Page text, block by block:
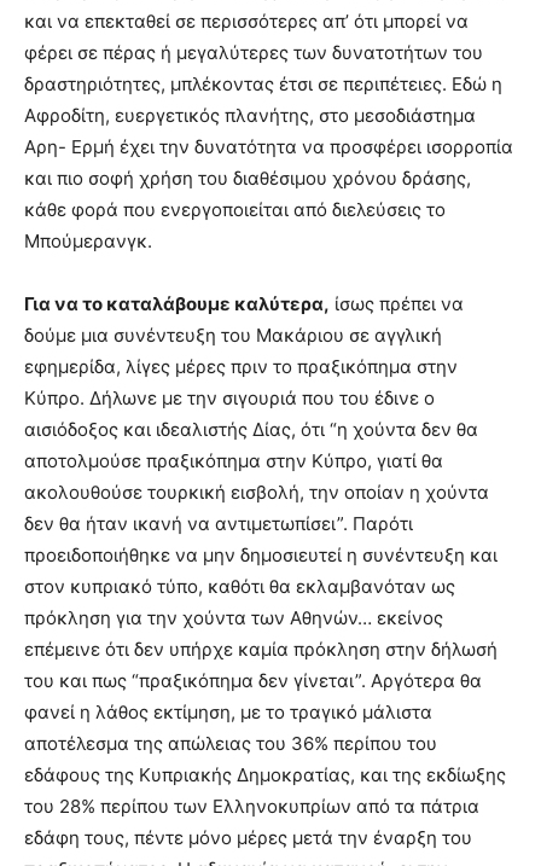
και να επεκταθεί σε περισσότερες απ’ ότι μπορεί να
φέρει σε πέρας ή μεγαλύτερες των δυνατοτήτων του
δραστηριότητες, μπλέκοντας έτσι σε περιπέτειες. Εδώ η
Αφροδίτη, ευεργετικός πλανήτης, στο μεσοδιάστημα
Αρη- Ερμή έχει την δυνατότητα να προσφέρει ισορροπία
και πιο σοφή χρήση του διαθέσιμου χρόνου δράσης,
κάθε φορά που ενεργοποιείται από διελεύσεις το
Μπούμερανγκ.
Για να το καταλάβουμε καλύτερα, ίσως πρέπει να
δούμε μια συνέντευξη του Μακάριου σε αγγλική
εφημερίδα, λίγες μέρες πριν το πραξικόπημα στην
Κύπρο. Δήλωνε με την σιγουριά που του έδινε ο
αισιόδοξος και ιδεαλιστής Δίας, ότι “η χούντα δεν θα
αποτολμούσε πραξικόπημα στην Κύπρο, γιατί θα
ακολουθούσε τουρκική εισβολή, την οποίαν η χούντα
δεν θα ήταν ικανή να αντιμετωπίσει”. Παρότι
προειδοποιήθηκε να μην δημοσιευτεί η συνέντευξη και
στον κυπριακό τύπο, καθότι θα εκλαμβανόταν ως
πρόκληση για την χούντα των Αθηνών… εκείνος
επέμεινε ότι δεν υπήρχε καμία πρόκληση στην δήλωσή
του και πως “πραξικόπημα δεν γίνεται”. Αργότερα θα
φανεί η λάθος εκτίμηση, με το τραγικό μάλιστα
αποτέλεσμα της απώλειας του 36% περίπου του
εδάφους της Κυπριακής Δημοκρατίας, και της εκδίωξης
του 28% περίπου των Ελληνοκυπρίων από τα πάτρια
εδάφη τους, πέντε μόνο μέρες μετά την έναρξη του